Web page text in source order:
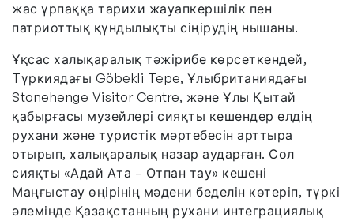
жас ұрпаққа тарихи жауапкершілік пен
патриоттық құндылықты сіңірудің нышаны.
Ұқсас халықаралық тәжірибе көрсеткендей,
Tүркиядағы Göbekli Tepe, Ұлыбританиядағы
Stonehenge Visitor Centre, және Ұлы Қытай
қабырғасы музейлері сияқты кешендер елдің
рухани және туристік мәртебесін арттыра
отырып, халықаралық назар аударған. Сол
сияқты «Адай Ата – Отпан тау» кешені
Маңғыстау өңірінің мәдени беделін көтеріп, түркі
әлемінде Қазақстанның рухани интеграциялық